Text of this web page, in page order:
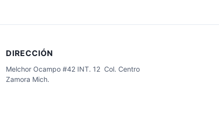
DIRECCIÓN
Melchor Ocampo #42 INT. 12 Col. Centro
Zamora Mich.